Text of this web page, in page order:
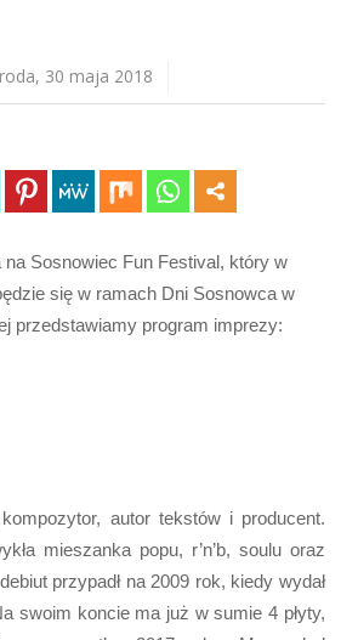
30 maja 2018
Sosnowiec Fun Festival, który w
się w ramach Dni Sosnowca w
przedstawiamy program imprezy:
autor tekstów i producent.
mieszanka popu, r’n’b, soulu oraz
przypadł na 2009 rok, kiedy wydał
swoim koncie ma już w sumie 4 płyty,